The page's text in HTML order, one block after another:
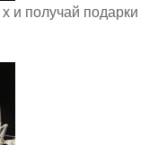
и получай подарки